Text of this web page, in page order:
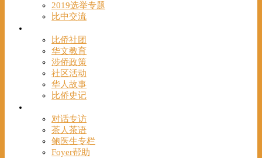
2019选举专题
比中交流
比侨社团
华文教育
涉侨政策
社区活动
华人故事
比侨史记
对话专访
茶人茶语
鲍医生专栏
Foyer帮助